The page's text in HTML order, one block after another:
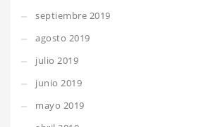
septiembre 2019
agosto 2019
julio 2019
junio 2019
mayo 2019